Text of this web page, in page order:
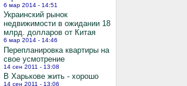
6 мар 2014 - 14:51
Украинский рынок
недвижимости в ожидании 18
млрд. долларов от Китая
6 мар 2014 - 14:46
Перепланировка квартиры на
свое усмотрение
14 сен 2011 - 13:08
В Харькове жить - хорошо
14 сен 2011 - 13:06